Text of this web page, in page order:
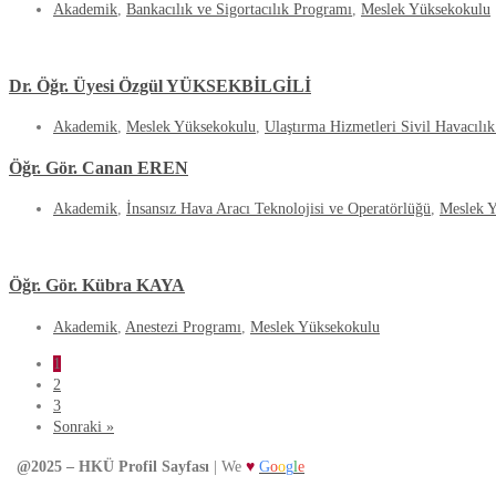
Akademik Bankacılık ve Sigortacılık Programı Meslek Yüksekokulu
Dr. Öğr. Üyesi Özgül YÜKSEKBİLGİLİ
Akademik, Meslek Yüksekokulu, Ulaştırma Hizmetleri Sivil
Öğr. Gör. Canan EREN
Akademik, İnsansız Hava Aracı Teknolojisi ve Operatörlüğü, Meslek
Öğr. Gör. Kübra KAYA
Akademik Anestezi Programı Meslek Yüksekokulu
1
2
3
Sonraki »
@2025 – HKÜ Profil Sayfası | We ♥ Google